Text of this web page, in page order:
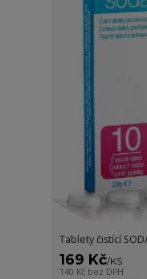
Tablety čistící
169 Kč/KS
140 Kč bez DPH